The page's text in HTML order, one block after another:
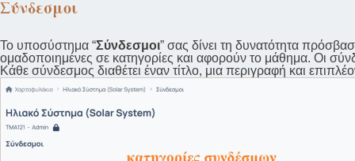
Σύνδεσμοι
Το υποσύστημα “Σύνδεσμοι” σας δίνει τη δυνατότητα
ομαδοποιημένες σε κατηγορίες και αφορούν το μάθημα. Οι
Κάθε σύνδεσμος διαθέτει έναν τίτλο, μια περιγραφή και